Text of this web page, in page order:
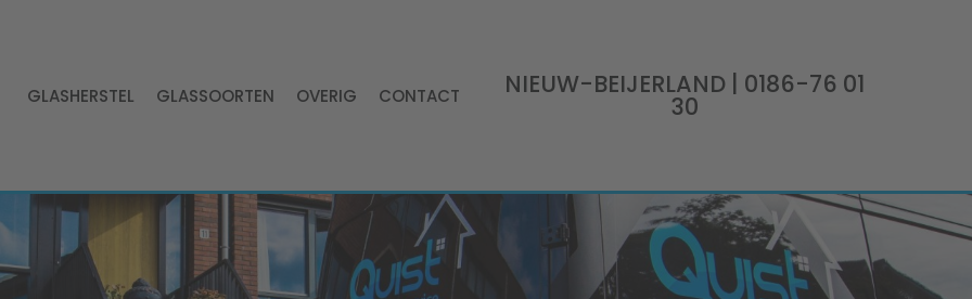
GLASHERSTEL GLASSOORTEN OVERIG CONTACT NIEUW-BEIJERLAND | 0186-76 01
30